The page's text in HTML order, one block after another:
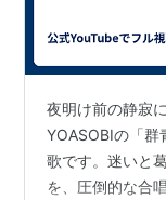
夜明け前の静寂
YOASOBIの「群
歌です。迷いと
を、圧倒的な合